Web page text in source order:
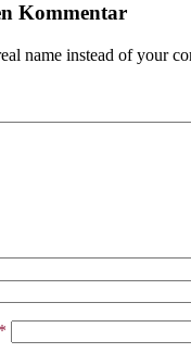
Kommentar
name instead of your
*